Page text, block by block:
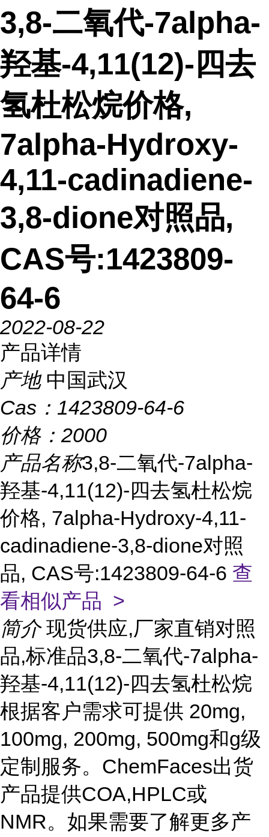
3,8-二氧代-7alpha-
羟基-4,11(12)-四去
氢杜松烷价格,
7alpha-Hydroxy-
4,11-cadinadiene-
3,8-dione对照品,
CAS号:1423809-
64-6
2022-08-22
产品详情
产地 中国武汉
Cas： 1423809-64-6
价格： 2000
产品名称3,8-二氧代-7alpha-
羟基-4,11(12)-四去氢杜松烷
价格, 7alpha-Hydroxy-4,11-
cadinadiene-3,8-dione对照
品, CAS号:1423809-64-6 查
看相似产品 >
简介 现货供应,厂家直销对照
品,标准品3,8-二氧代-7alpha-
羟基-4,11(12)-四去氢杜松烷
根据客户需求可提供 20mg,
100mg, 200mg, 500mg和g级
定制服务。ChemFaces出货
产品提供COA,HPLC或
NMR。如果需要了解更多产